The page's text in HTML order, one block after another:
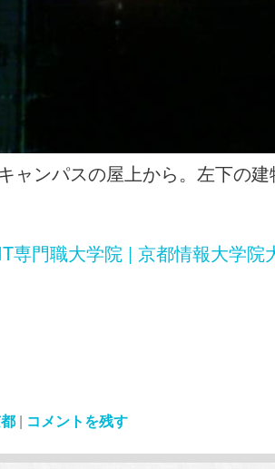
ンパスの屋上から。左下の建
専門職大学院 | 京都情報大学院
| コメントを残す